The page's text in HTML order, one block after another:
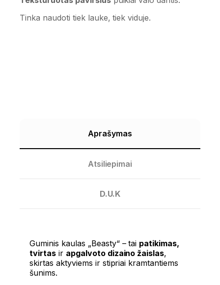
Tinka naudoti tiek lauke, tiek viduje.
Aprašymas
Atsiliepimai
D.U.K
Guminis kaulas „Beasty“ – tai patikimas,
tvirtasir apgalvoto dizaino žaislas,
skirtas aktyviems ir stipriai kramtantiems
šunims.